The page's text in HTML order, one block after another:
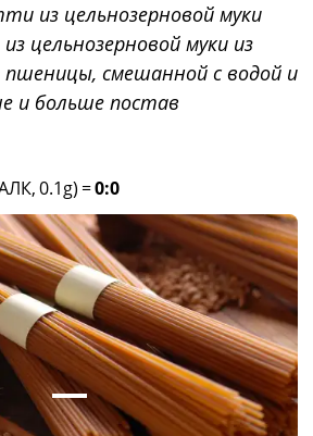
из цельнозерновой муки
цельнозерновой муки из
смешанной с водой и
и больше постав
0.1g) =0:0